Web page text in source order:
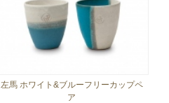
左馬 ホワイト&ブルーフリーカップペ
ア